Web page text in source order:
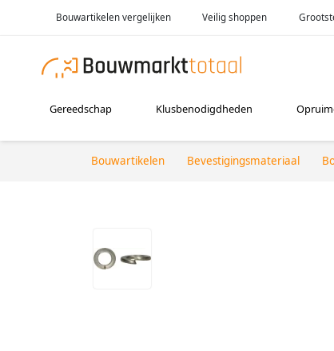
Bouwartikelen vergelijken Veilig shoppen
Gereedschap Klusbenodigdheden
Bouwartikelen Bevestigingsmateriaal